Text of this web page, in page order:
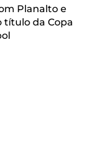
Planalto e
título da Copa